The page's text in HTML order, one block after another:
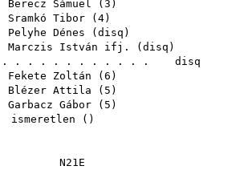
Berecz Sámuel ( 3 )
Sramkó Tibor ( 4)
Pelyhe Dénes ( disq )
Marczis István ifj.
( disq )
. . . . . . . . . . . . disq
Fekete Zoltán ( 6 )
Blézer Attila ( 5 )
Garbacz Gábor ( 5 )
()
N21E